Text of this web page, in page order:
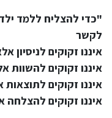
"כדי להצליח ללמד
לקשר
איננו זקוקים לניסיון
איננו זקוקים להשוות
איננו זקוקים
איננו זקוקים